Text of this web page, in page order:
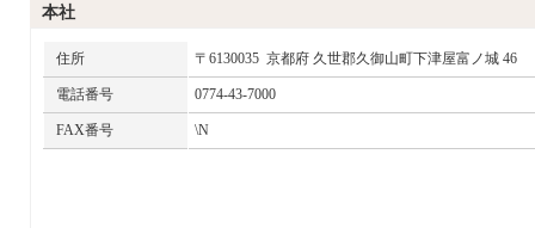
本社
住所 〒6130035 京都府 久世郡久御山町下津屋富ノ城 46
電話番号 0774-43-7000
FAX番号 \N